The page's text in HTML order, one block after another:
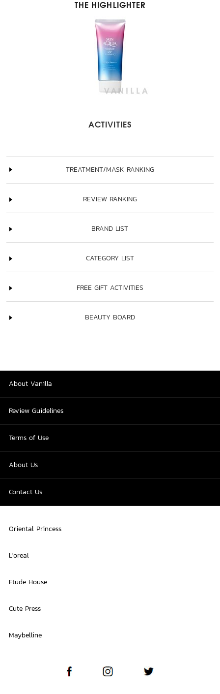
THE HIGHLIGHTER
ACTIVITIES
TREATMENT/MASK RANKING
REVIEW RANKING
BRAND LIST
CATEGORY LIST
FREE GIFT ACTIVITIES
BEAUTY BOARD
About Vanilla
Review Guidelines
Terms of Use
About Us
Contact Us
Oriental Princess
L'oreal
Etude House
Cute Press
Maybelline